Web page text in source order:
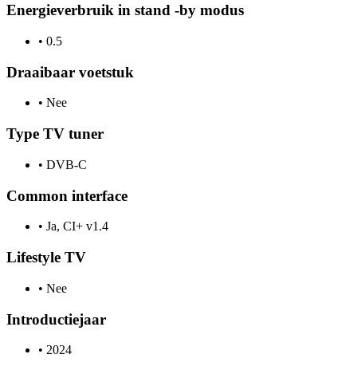
Energieverbruik in stand -by modus
• 0.5
Draaibaar voetstuk
• Nee
Type TV tuner
• DVB-C
Common interface
• Ja, CI+ v1.4
Lifestyle TV
• Nee
Introductiejaar
• 2024